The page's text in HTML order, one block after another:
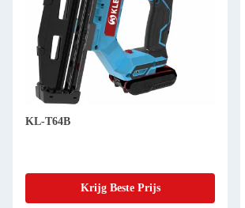
KL-T64B
Krijg Beste Prijs